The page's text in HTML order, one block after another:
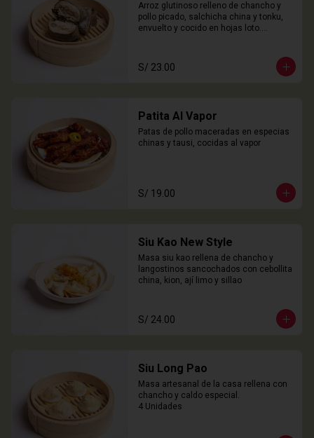
Arroz glutinoso relleno de chancho y
pollo picado, salchicha china y tonku,
envuelto y cocido en hojas loto.
S/ 23.00
Patita Al Vapor
Patas de pollo maceradas en especias
chinas y tausi, cocidas al vapor
S/ 19.00
Siu Kao New Style
Masa siu kao rellena de chancho y
langostinos sancochados con cebollita
china, kion, ají limo y sillao
S/ 24.00
Siu Long Pao
Masa artesanal de la casa rellena con
chancho y caldo especial.
4 Unidades